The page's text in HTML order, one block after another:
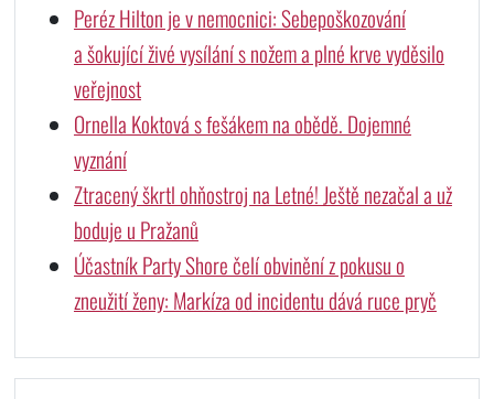
Peréz Hilton je v nemocnici: Sebepoškozování
a šokující živé vysílání s nožem a plné krve vyděsilo
veřejnost
Ornella Koktová s fešákem na obědě. Dojemné
vyznání
Ztracený škrtl ohňostroj na Letné! Ještě nezačal a už
boduje u Pražanů
Účastník Party Shore čelí obvinění z pokusu o
zneužití ženy: Markíza od incidentu dává ruce pryč